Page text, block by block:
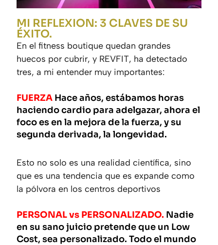
MI REFLEXION: 3 CLAVES DE SU
ÉXITO.
En el fitness boutique quedan grandes
huecos por cubrir, y REVFIT, ha detectado
tres, a mi entender muy importantes:
FUERZA Hace años, estábamos horas
haciendo cardio para adelgazar, ahora el
foco es en la mejora de la fuerza, y su
segunda derivada, la longevidad.
Esto no solo es una realidad científica, sino
que es una tendencia que es expande como
la pólvora en los centros deportivos
PERSONAL vs PERSONALIZADO. Nadie
en su sano juicio pretende que un Low
Cost, sea personalizado. Todo el mundo